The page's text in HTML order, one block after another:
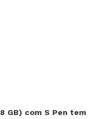
GB) com S Pen tem